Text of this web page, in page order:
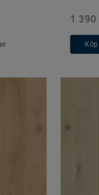
1 390
Köp